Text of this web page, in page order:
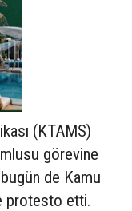
(KTAMS)
görevine
de Kamu
protesto etti.